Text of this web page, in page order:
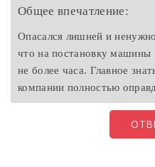
Общее впечатление:
Опасался лишней и
что на постановку
не более часа. Главное
компании полностью